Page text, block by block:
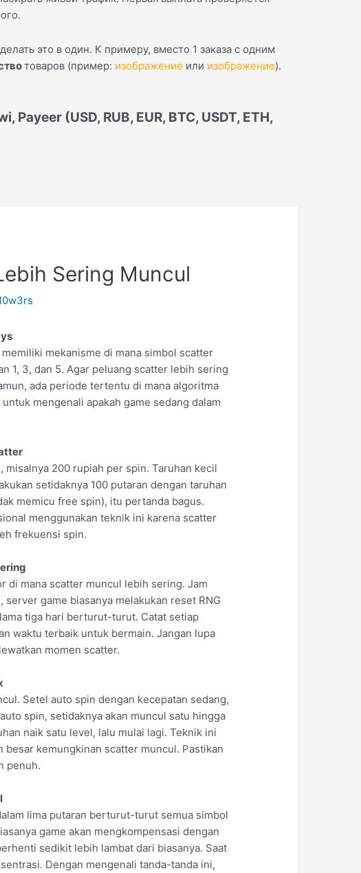
это в один. К примеру, вместо 1 заказа с одним
товаров (пример: изображение или изображение).
(USD, RUB, EUR, BTC, USDT, ETH,
Sering Muncul
mekanisme di mana simbol scatter
1, 3, dan 5. Agar peluang scatter lebih sering
ada periode tertentu di mana algoritma
mengenali apakah game sedang dalam
200 rupiah per spin. Taruhan kecil
setidaknya 100 putaran dengan taruhan
memicu free spin), itu pertanda bagus.
menggunakan teknik ini karena scatter
frekuensi spin.
di mana scatter muncul lebih sering. Jam
game biasanya melakukan reset RNG
tiga hari berturut-turut. Catat setiap
waktu terbaik untuk bermain. Jangan lupa
momen scatter.
Setel auto spin dengan kecepatan sedang,
spin, setidaknya akan muncul satu hingga
naik satu level, lalu mulai lagi. Teknik ini
besar kemungkinan scatter muncul. Pastikan
penuh.
lima putaran berturut-turut semua simbol
game akan mengkompensasi dengan
sedikit lebih lambat dari biasanya. Saat
Dengan mengenali tanda-tanda ini,